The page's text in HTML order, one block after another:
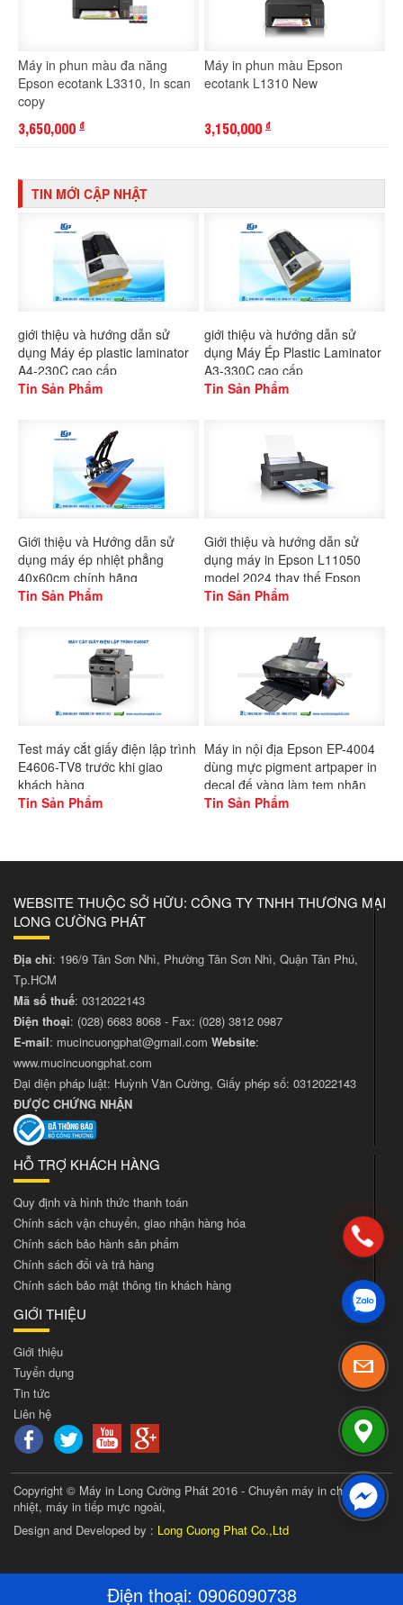
Điện thoại: 0906090738
Máy in phun màu đa năng
Epson ecotank L3310, In scan
copy
3,650,000 đ
Máy in phun màu Epson
ecotank L1310 New
3,150,000 đ
TIN MỚI CẬP NHẬT
giới thiệu và hướng dẫn sử
dụng Máy ép plastic laminator
A4-230C cao cấp
Tin Sản Phẩm
giới thiệu và hướng dẫn sử
dụng Máy Ép Plastic Laminator
A3-330C cao cấp
Tin Sản Phẩm
Giới thiệu và Hướng dẫn sử
dụng máy ép nhiệt phẳng
40x60cm chính hãng
Gaoshang
Tin Sản Phẩm
Giới thiệu và hướng dẫn sử
dụng máy in Epson L11050
model 2024 thay thế Epson
L1300
Tin Sản Phẩm
Test máy cắt giấy điện lập trình
E4606-TV8 trước khi giao
khách hàng
Tin Sản Phẩm
Máy in nội địa Epson EP-4004
dùng mực pigment artpaper in
decal đế vàng làm tem nhãn
Tin Sản Phẩm
WEBSITE THUỘC SỞ HỮU: CÔNG TY TNHH THƯƠNG MẠI
LONG CƯỜNG PHÁT
Địa chỉ: 196/9 Tân Sơn Nhì, Phường Tân Sơn Nhì, Quận Tân Phú,
Tp.HCM
Mã số thuế: 0312022143
Điện thoại: (028) 6683 8068 - Fax: (028) 3812 0987
E-mail: mucincuongphat@gmail.com Website:
www.mucincuongphat.com
Đại diện pháp luật: Huỳnh Văn Cường, Giấy phép số: 0312022143
ĐƯỢC CHỨNG NHẬN
HỖ TRỢ KHÁCH HÀNG
Quy định và hình thức thanh toán
Chính sách vận chuyển, giao nhận hàng hóa
Chính sách bảo hành sản phẩm
Chính sách đổi và trả hàng
Chính sách bảo mật thông tin khách hàng
GIỚI THIỆU
Giới thiệu
Tuyển dụng
Tin tức
Liên hệ
Copyright © Máy in Long Cường Phát 2016 - Chuyên máy in chuyển
nhiệt, máy in tiếp mực ngoài,
Design and Developed by : Long Cuong Phat Co.,Ltd